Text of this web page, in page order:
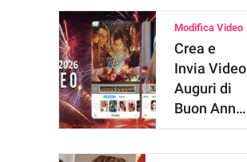
2026
Modifica Video
Crea e
Invia Video
Auguri di
Buon Anno:
Miglior